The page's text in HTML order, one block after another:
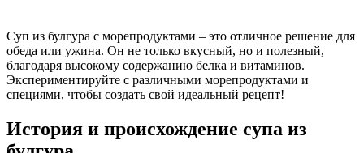
Суп из булгура с морепродуктами – это отличное решение для
обеда или ужина. Он не только вкусный, но и полезный,
благодаря высокому содержанию белка и витаминов.
Экспериментируйте с различными морепродуктами и
специями, чтобы создать свой идеальный рецепт!
История и происхождение супа из